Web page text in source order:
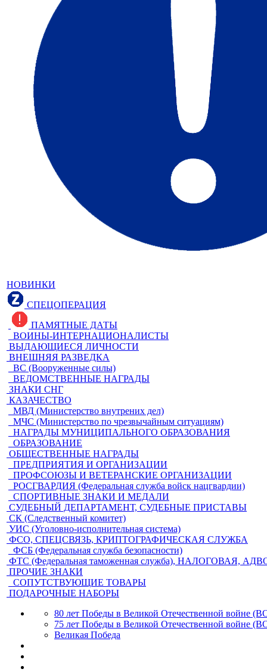
НОВИНКИ
СПЕЦОПЕРАЦИЯ
ПАМЯТНЫЕ ДАТЫ
ВОИНЫ-ИНТЕРНАЦИОНАЛИСТЫ
ВЫДАЮЩИЕСЯ ЛИЧНОСТИ
ВНЕШНЯЯ РАЗВЕДКА
ВС (Вооруженные силы)
ВЕДОМСТВЕННЫЕ НАГРАДЫ
ЗНАКИ СНГ
КАЗАЧЕСТВО
МВД (Министерство внутрених дел)
МЧС (Министерство по чрезвычайным ситуациям)
НАГРАДЫ МУНИЦИПАЛЬНОГО ОБРАЗОВАНИЯ
ОБРАЗОВАНИЕ
ОБЩЕСТВЕННЫЕ НАГРАДЫ
ПРЕДПРИЯТИЯ И ОРГАНИЗАЦИИ
ПРОФСОЮЗЫ И ВЕТЕРАНСКИЕ ОРГАНИЗАЦИИ
РОСГВАРДИЯ (Федеральная служба войск нацгвардии)
СПОРТИВНЫЕ ЗНАКИ И МЕДАЛИ
СУДЕБНЫЙ ДЕПАРТАМЕНТ, СУДЕБНЫЕ ПРИСТАВЫ
СК (Следственный комитет)
УИС (Уголовно-исполнительная система)
ФСО, СПЕЦСВЯЗЬ, КРИПТОГРАФИЧЕСКАЯ СЛУЖБА
ФСБ (Федеральная служба безопасности)
ФТС (Федеральная таможенная служба), НАЛОГОВАЯ,
ПРОЧИЕ ЗНАКИ
СОПУТСТВУЮЩИЕ ТОВАРЫ
ПОДАРОЧНЫЕ НАБОРЫ
80 лет Победы в Великой Отечественной войне
75 лет Победы в Великой Отечественной войне
Великая Победа